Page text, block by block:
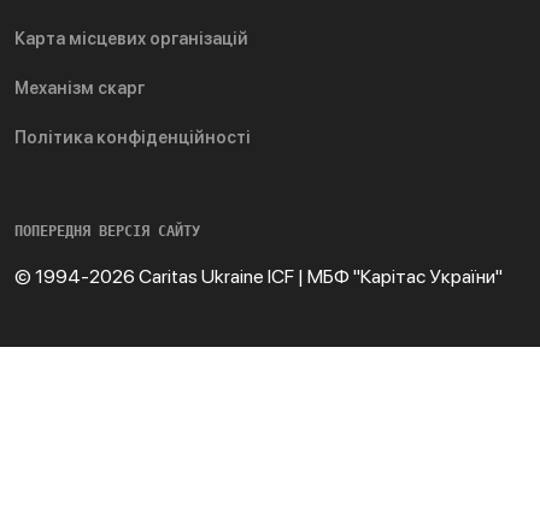
Карта місцевих організацій
Механізм скарг
Політика конфіденційності
ПОПЕРЕДНЯ ВЕРСІЯ САЙТУ
© 1994-2026 Caritas Ukraine ICF | МБФ "Карітас України"